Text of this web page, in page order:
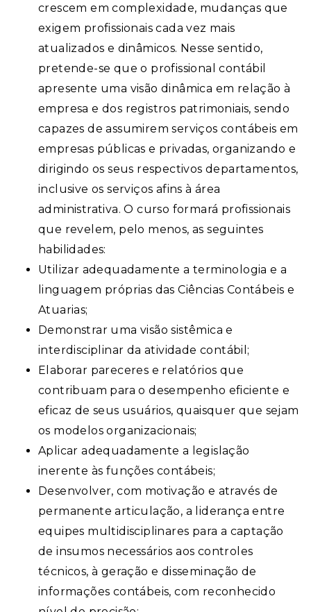
crescem em complexidade, mudanças que
exigem profissionais cada vez mais
atualizados e dinâmicos. Nesse sentido,
pretende-se que o profissional contábil
apresente uma visão dinâmica em relação à
empresa e dos registros patrimoniais, sendo
capazes de assumirem serviços contábeis em
empresas públicas e privadas, organizando e
dirigindo os seus respectivos departamentos,
inclusive os serviços afins à área
administrativa. O curso formará profissionais
que revelem, pelo menos, as seguintes
habilidades:
Utilizar adequadamente a terminologia e a
linguagem próprias das Ciências Contábeis e
Atuarias;
Demonstrar uma visão sistêmica e
interdisciplinar da atividade contábil;
Elaborar pareceres e relatórios que
contribuam para o desempenho eficiente e
eficaz de seus usuários, quaisquer que sejam
os modelos organizacionais;
Aplicar adequadamente a legislação
inerente às funções contábeis;
Desenvolver, com motivação e através de
permanente articulação, a liderança entre
equipes multidisciplinares para a captação
de insumos necessários aos controles
técnicos, à geração e disseminação de
informações contábeis, com reconhecido